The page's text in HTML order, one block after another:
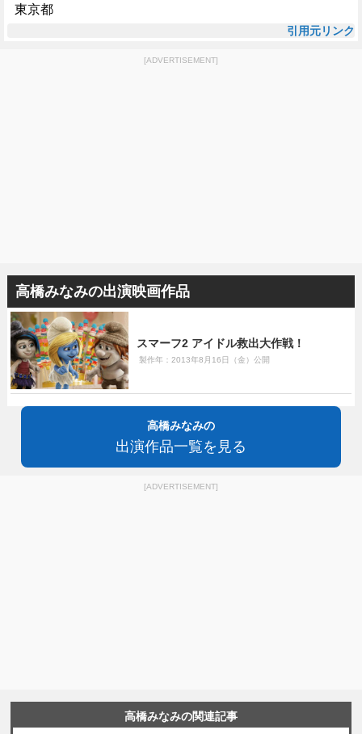
東京都
引用元リンク
[ADVERTISEMENT]
高橋みなみの出演映画作品
スマーフ2 アイドル救出大作戦！
製作年：2013年8月16日（金）公開
高橋みなみの
出演作品一覧を見る
[ADVERTISEMENT]
高橋みなみの関連記事